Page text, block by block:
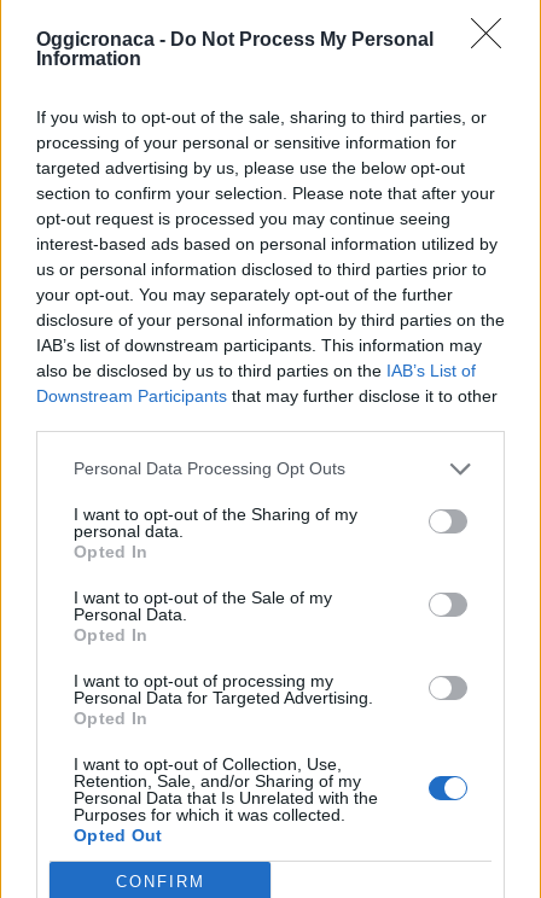
Oggicronaca - Do Not Process My Personal
Information
If you wish to opt-out of the sale, sharing to third parties, or
processing of your personal or sensitive information for
targeted advertising by us, please use the below opt-out
section to confirm your selection. Please note that after your
opt-out request is processed you may continue seeing
interest-based ads based on personal information utilized by
us or personal information disclosed to third parties prior to
your opt-out. You may separately opt-out of the further
disclosure of your personal information by third parties on the
IAB’s list of downstream participants. This information may
also be disclosed by us to third parties on the IAB’s List of
Downstream Participants that may further disclose it to other
Personal Data Processing Opt Outs
I want to opt-out of the Sharing of my
personal data.
Opted In
I want to opt-out of the Sale of my
Personal Data.
Opted In
I want to opt-out of processing my
Personal Data for Targeted Advertising.
Opted In
I want to opt-out of Collection, Use,
Retention, Sale, and/or Sharing of my
Personal Data that Is Unrelated with the
Purposes for which it was collected.
Opted Out
CONFIRM
del Pd vogliono
sindaco a non
organizzare un…
Il Comune di Novi
sprecare l’acqua
28 Giugno 2017
In "Novi-Acqui-Ovada"
CONDIVIDERE:
VALUTARE: